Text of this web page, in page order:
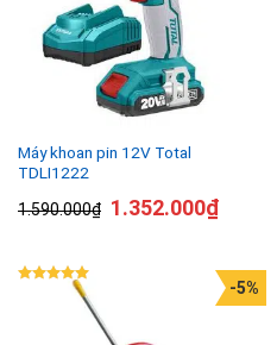
Máy khoan pin 12V Total
TDLI1222
1.590.000₫ 1.352.000₫
Được xếp
-5%